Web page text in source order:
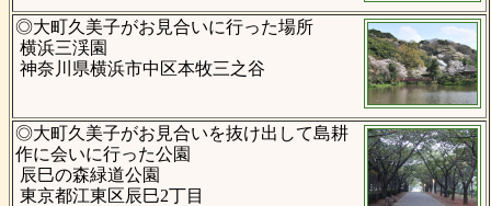
◎大町久美子がお見合いに行った場所
横浜三渓園
神奈川県横浜市中区本牧三之谷
◎大町久美子がお見合いを抜け出して島耕
作に会いに行った公園
辰巳の森緑道公園
東京都江東区辰巳2丁目